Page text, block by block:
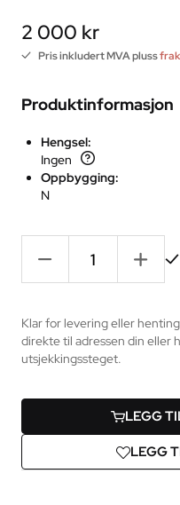
2 000 kr
Pris inkludert MVA pluss
Produktinformasjon
Hengsel:
Ingen
Oppbygging:
N
- +
Klar for levering eller
direkte til adressen din eller
utsjekkingssteget.
LEGG
LEGG